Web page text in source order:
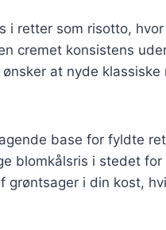
i retter som risotto,
cremet konsistens
at nyde
base for fyldte
blomkålsris i stedet
i din kost,